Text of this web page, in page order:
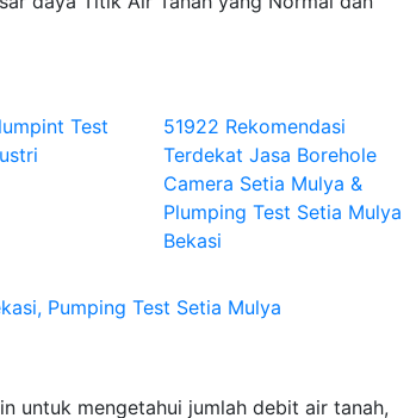
Test
51922 Rekomendasi
Terdekat Jasa Borehole
Camera Setia Mulya &
Plumping Test Setia Mulya
Bekasi
Pumping Test Setia Mulya
untuk mengetahui jumlah debit air tanah,